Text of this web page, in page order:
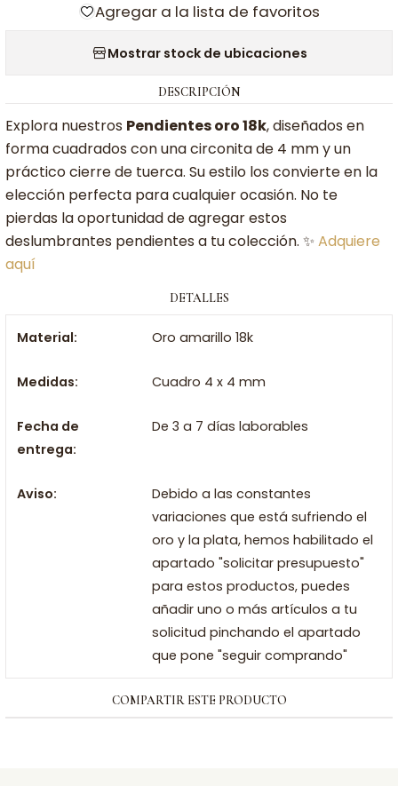
Agregar a la lista de favoritos
Mostrar stock de ubicaciones
DESCRIPCIÓN
Explora nuestros Pendientes oro 18k, diseñados en
forma cuadrados con una circonita de 4 mm y un
práctico cierre de tuerca. Su estilo los convierte en la
elección perfecta para cualquier ocasión. No te
pierdas la oportunidad de agregar estos
deslumbrantes pendientes a tu colección. ✨ Adquiere
aquí
DETALLES
Material: Oro amarillo 18k
Medidas: Cuadro 4 x 4 mm
Fecha de
entrega:
De 3 a 7 días laborables
Aviso:
Debido a las constantes
variaciones que está sufriendo el
oro y la plata, hemos habilitado el
apartado "solicitar presupuesto"
para estos productos, puedes
añadir uno o más artículos a tu
solicitud pinchando el apartado
que pone "seguir comprando"
COMPARTIR ESTE PRODUCTO